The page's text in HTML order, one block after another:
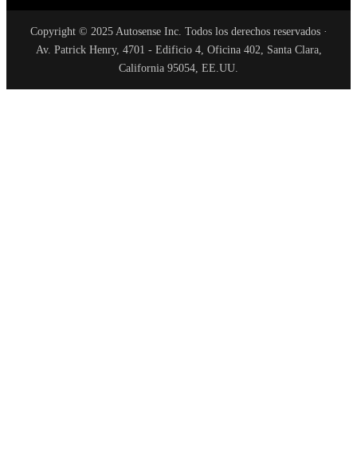
Copyright © 2025 Autosense Inc. Todos los derechos reservados ·
Av. Patrick Henry, 4701 - Edificio 4, Oficina 402, Santa Clara,
California 95054, EE.UU.